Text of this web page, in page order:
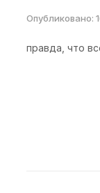
Опубликовано:
правда, что